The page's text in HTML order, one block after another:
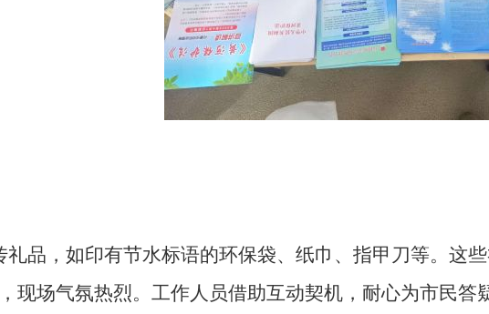
品，如印有节水标语的环保袋、 纸巾、指甲刀等。这
现场气氛热烈。工作人员借助互动契机，耐心为市民